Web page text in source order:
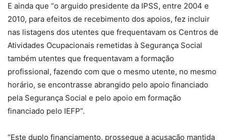
E ainda que “o arguido presidente da IPSS, entre 2004 e
2010, para efeitos de recebimento dos apoios, fez incluir
nas listagens dos utentes que frequentavam os Centros de
Atividades Ocupacionais remetidas à Segurança Social
também utentes que frequentavam a formação
profissional, fazendo com que o mesmo utente, no mesmo
horário, se encontrasse abrangido pelo apoio financiado
pela Segurança Social e pelo apoio em formação
financiado pelo IEFP”.
“Este duplo financiamento, prossegue a acusação mantida